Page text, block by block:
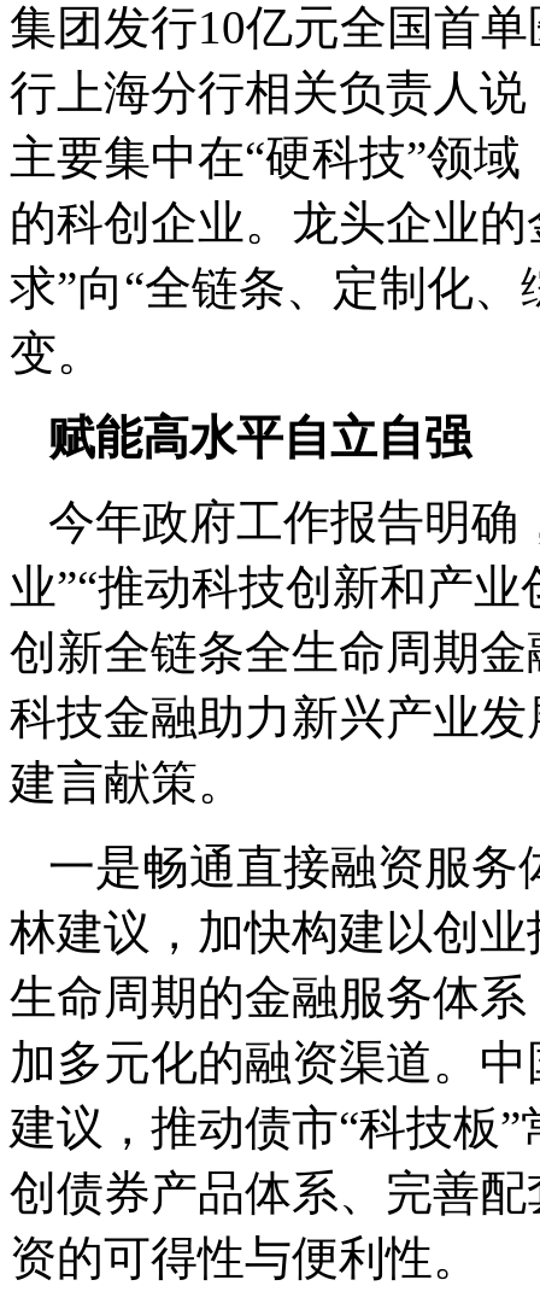
集团发行10亿元全国首
行上海分行相关负责人
主要集中在“硬科技”领
的科创企业。龙头企业
求”向“全链条、定制化
变。
赋能高水平自立自强
今年政府工作报告明确
业”“推动科技创新和产
创新全链条全生命周期
科技金融助力新兴产业
建言献策。
一是畅通直接融资服务
林建议，加快构建以创
生命周期的金融服务体
加多元化的融资渠道。
建议，推动债市“科技板
创债券产品体系、完善
资的可得性与便利性。